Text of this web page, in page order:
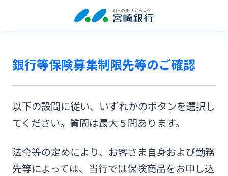
銀行等保険募集制限先等のご確認
以下の設問に従い、いずれかのボタンを選択し
てください。質問は最大５問あります。
法令等の定めにより、お客さま自身および勤務
先等によっては、当行では保険商品をお申し込